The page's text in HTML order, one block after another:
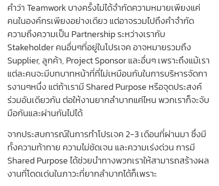
คำว่า Teamwork บางครั้งไม่ได้จำกัดความหมายเพียงแค่
คนในองค์กรเพียงอย่างเดียว แต่อาจรวมไปถึงคำจำกัด
ความถึงความเป็น Partnership ระหว่างเรากับ
Stakeholder คนอื่นๆที่อยู่ในโปรเจค อาจหมายรวมถึง
Supplier, ลูกค้า, Project Sponsor และอื่นๆ เพราะถึงแม้เรา
แต่ละคนจะมีบทบาทหน้าที่ที่ไม่เหมือนกันในการบริหารจัดกา
รงานๆหนึ่ง แต่ถ้าเรามี Shared Purpose หรือจุดประสงค์
ร่วมอันเดียวกัน ต่อให้งานยากลำบากแค่ไหน พวกเราก็จะจับ
มือกันและผ่านกันไปได้
จากประสบการณ์ในการทำโปรเจค 2-3 เดือนที่ผ่านมา ซึ่งมี
ทั้งความท้าทาย ความไม่ชัดเจน และความเร่งด่วน การมี
Shared Purpose ได้ช่วยนำทางพวกเราให้สามารถสร้างผล
งานที่โดดเด่นในภาวะที่ยากลำบากได้ก็เพราะ